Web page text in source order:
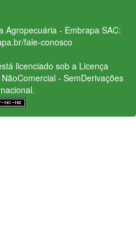
Agropecuária - Embrapa SAC:
fale-conosco
licenciado sob a Licença
- SemDerivações